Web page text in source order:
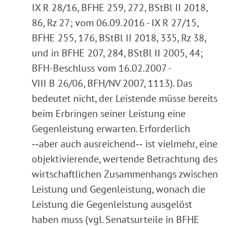
IX R 28/16, BFHE 259, 272, BStBl II 2018,
86, Rz 27; vom 06.09.2016 - IX R 27/15,
BFHE 255, 176, BStBl II 2018, 335, Rz 38,
und in BFHE 207, 284, BStBl II 2005, 44;
BFH-Beschluss vom 16.02.2007 -
VIII B 26/06, BFH/NV 2007, 1113). Das
bedeutet nicht, der Leistende müsse bereits
beim Erbringen seiner Leistung eine
Gegenleistung erwarten. Erforderlich
‑‑aber auch ausreichend‑‑ ist vielmehr, eine
objektivierende, wertende Betrachtung des
wirtschaftlichen Zusammenhangs zwischen
Leistung und Gegenleistung, wonach die
Leistung die Gegenleistung ausgelöst
haben muss (vgl. Senatsurteile in BFHE